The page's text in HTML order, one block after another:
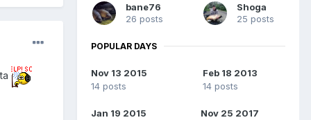
bane76
26 posts
Shoga
25 posts
POPULAR DAYS
Nov 13 2015
14 posts
Feb 18 2013
14 posts
Jan 19 2015
Nov 25 2017